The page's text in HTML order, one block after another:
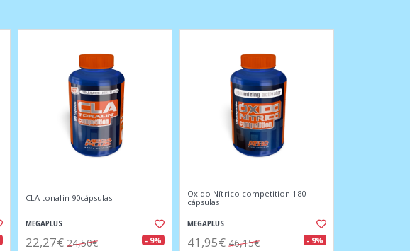
CLA tonalin 90cápsulas
MEGAPLUS
22,27€ 24,50€ - 9%
Oxido Nítrico competition 180
cápsulas
MEGAPLUS
41,95€ 46,15€ - 9%